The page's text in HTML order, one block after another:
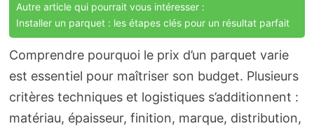
Autre article qui pourrait vous intéresser :
Installer un parquet : les étapes clés pour un résultat parfait
Comprendre pourquoi le prix d’un parquet varie
est essentiel pour maîtriser son budget. Plusieurs
critères techniques et logistiques s’additionnent :
matériau, épaisseur, finition, marque, distribution,